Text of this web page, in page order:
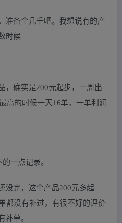
准备个几千吧。我想说有的产
时候
，确实是200元起步，一周出
高的时候一天16单，一单利润
一点记录。
没完，这个产品200元多起
都没有补过，有很不好的评价
补单。